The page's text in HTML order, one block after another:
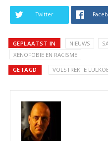
Twitter
GEPLAATST IN NIEUWS
XENOFOBIE EN RACISME
GETAGD VOLSTREKTE